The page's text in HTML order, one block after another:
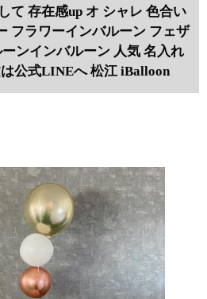
て 存在感up オ シャレ 色合い
フラワーインバルーン フェザ
ンインバルーン 人気 名入れ
公式LINEへ 松江 iBalloon